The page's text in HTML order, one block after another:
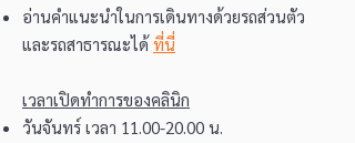
อ่านคำแนะนำในการเดินทางด้วยรถส่วนตัว
และรถสาธารณะได้ที่นี่
เวลาเปิดทำการของคลินิก
วันจันทร์ เวลา 11.00-20.00 น.